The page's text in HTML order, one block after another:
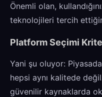
Önemli olan,
teknolojileri tercih
Platform Seçimi
Yani şu oluyor:
hepsi aynı kalitede
güvenilir kaynaklarda